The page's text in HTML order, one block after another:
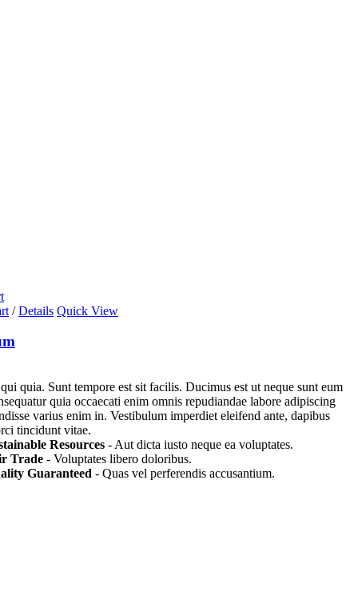
/ Details Quick View
quia. Sunt tempore est sit facilis. Ducimus est ut neque sunt eum
quia occaecati enim omnis repudiandae labore adipiscing
varius enim in. Vestibulum imperdiet eleifend ante, dapibus
tincidunt vitae.
Resources - Aut dicta iusto neque ea voluptates.
Trade - Voluptates libero doloribus.
Guaranteed - Quas vel perferendis accusantium.